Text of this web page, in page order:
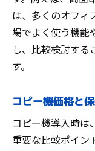
コピー
ント
コスト削減
コピー
麻績村
ポイント
は、多くのオフィ
場でよく使う機能
し、比較検討する
す。
コピー機価格と
コピー機導入時は
重要な比較ポイン